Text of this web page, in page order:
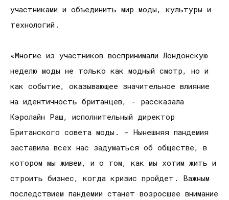
участниками и объединить мир моды, культуры и
технологий.
«Многие из участников воспринимали Лондонскую
неделю моды не только как модный смотр, но и
как событие, оказывающее значительное влияние
на идентичность британцев, - рассказала
Кэролайн Раш, исполнительный директор
Британского совета моды. - Нынешняя пандемия
заставила всех нас задуматься об обществе, в
котором мы живем, и о том, как мы хотим жить и
строить бизнес, когда кризис пройдет. Важным
последствием пандемии станет возросшее внимание